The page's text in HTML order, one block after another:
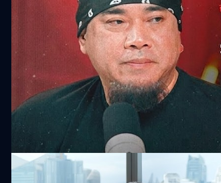
BT Recommend
ไทยพร้อม! จัดประชุม 2026 IMF-World Bank
Group Annual Meetings ชี้ชะตาเศรษฐกิจ